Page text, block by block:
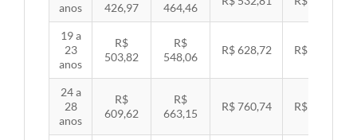
anos 426,97 464,46
19 a
23
anos
R$
503,82
R$
548,06
R$ 628,72 R$ 647,89
24 a
28
anos
R$
609,62
R$
663,15
R$ 760,74 R$ 783,94